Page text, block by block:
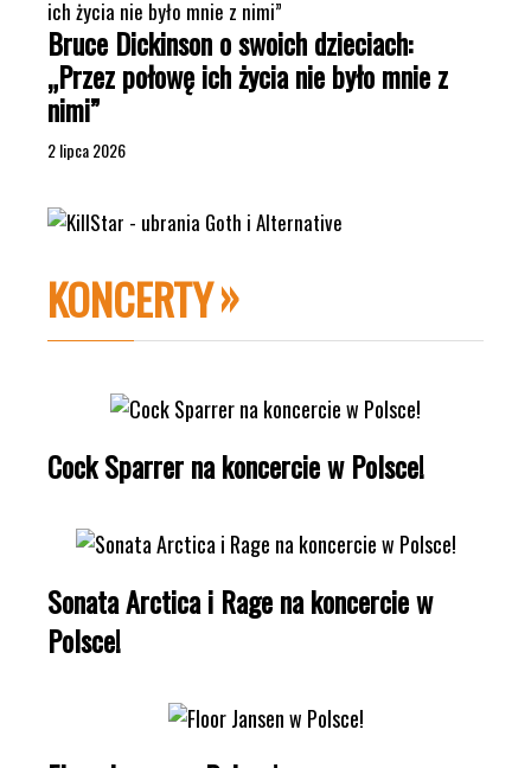
Bruce Dickinson o swoich dzieciach:
„Przez połowę ich życia nie było mnie z
nimi”
2 lipca 2026
KONCERTY
Cock Sparrer na koncercie w Polsce!
Sonata Arctica i Rage na koncercie w
Polsce!